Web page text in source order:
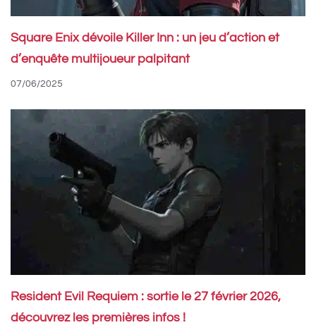
Square Enix dévoile Killer Inn : un jeu d’action et
d’enquête multijoueur palpitant
07/06/2025
Resident Evil Requiem : sortie le 27 février 2026,
découvrez les premières infos !